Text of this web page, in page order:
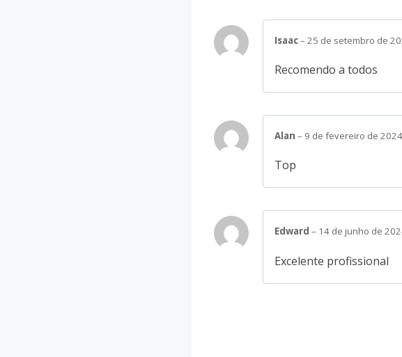
Isaac– 25 de setembro de
Recomendo a todos
Alan – 9 de fevereiro de 2024
Top
Edward – 14 de junho de
Excelente profissional